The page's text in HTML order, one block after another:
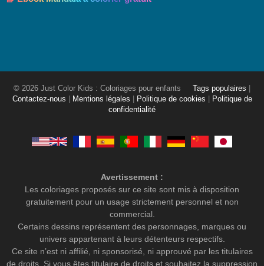
© 2026 Just Color Kids : Coloriages pour enfants Tags populaires
Contactez-nous
Mentions légales Politique de cookies
Politique de
confidentialité
Avertissement :
Les coloriages proposés sur ce site sont mis à disposition
gratuitement pour un usage strictement personnel et non
commercial.
Certains dessins représentent des personnages, marques ou
univers appartenant à leurs détenteurs respectifs.
Ce site n’est ni affilié, ni sponsorisé, ni approuvé par les titulaires
de droits. Si vous êtes titulaire de droits et souhaitez la suppression